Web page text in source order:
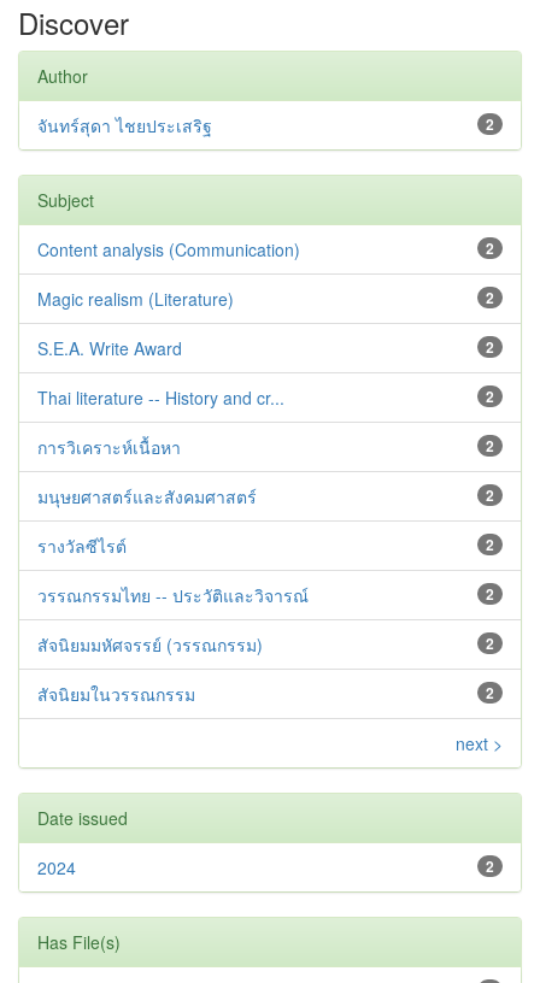
Discover
Author
2
จันทร์สุดา ไชยประเสริฐ
Subject
2
Content analysis (Communication)
2
Magic realism (Literature)
2
S.E.A. Write Award
2
Thai literature -- History and cr...
2
การวิเคราะห์เนื้อหา
2
มนุษยศาสตร์และสังคมศาสตร์
2
รางวัลซีไรต์
2
วรรณกรรมไทย -- ประวัติและวิจารณ์
2
สัจนิยมมหัศจรรย์ (วรรณกรรม)
2
สัจนิยมในวรรณกรรม
next >
Date issued
2
2024
Has File(s)